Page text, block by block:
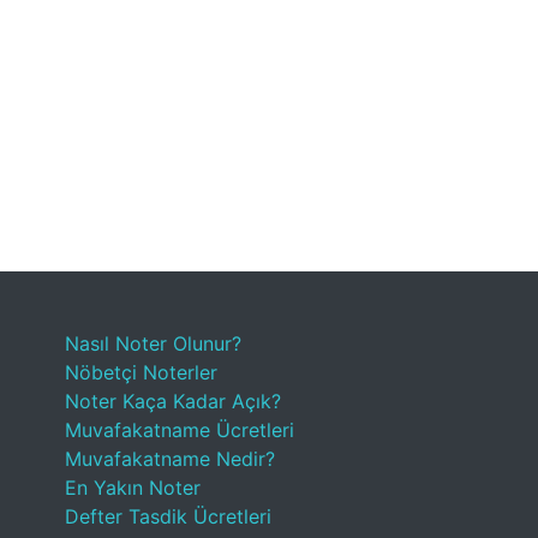
Nasıl Noter Olunur?
Nöbetçi Noterler
Noter Kaça Kadar Açık?
Muvafakatname Ücretleri
Muvafakatname Nedir?
En Yakın Noter
Defter Tasdik Ücretleri